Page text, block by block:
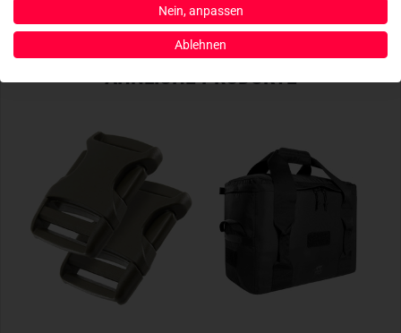
ÄHNLICHE PRODUKTE
Nein, anpassen
Ablehnen